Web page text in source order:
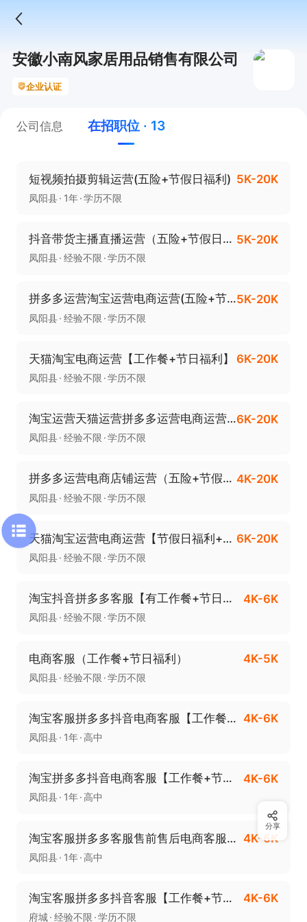
安徽小南风家居用品销售有限公司
企业认证
公司信息 在招职位 · 13
短视频拍摄剪辑运营(五险+节假日福利) 5K-20K
凤阳县 1年 学历不限
抖音带货主播直播运营（五险+节假日福利） 5K-20K
凤阳县 经验不限 学历不限
拼多多运营淘宝运营电商运营(五险+节日福利)5K-20K
凤阳县 经验不限 学历不限
天猫淘宝电商运营【工作餐+节日福利】 6K-20K
凤阳县 经验不限 学历不限
淘宝运营天猫运营拼多多运营电商运营（工作餐+节日福利）6K-20K
凤阳县 经验不限 学历不限
拼多多运营电商店铺运营（五险+节假日福利） 4K-20K
凤阳县 经验不限 学历不限
天猫淘宝运营电商运营【节假日福利+工作餐】 6K-20K
凤阳县 经验不限 学历不限
淘宝抖音拼多多客服【有工作餐+节日福利】 4K-6K
凤阳县 经验不限 学历不限
电商客服（工作餐+节日福利） 4K-5K
凤阳县 经验不限 学历不限
淘宝客服拼多多抖音电商客服【工作餐+节假日福利】 4K-6K
凤阳县 1年 高中
淘宝拼多多抖音电商客服【工作餐+节假日福利】 4K-6K
凤阳县 1年 高中
淘宝客服拼多多客服售前售后电商客服【工作餐+节假日福利】 4K-6K
凤阳县 1年 高中
淘宝客服拼多多抖音客服【工作餐+节日福利】 4K-6K
府城 经验不限 学历不限
分享